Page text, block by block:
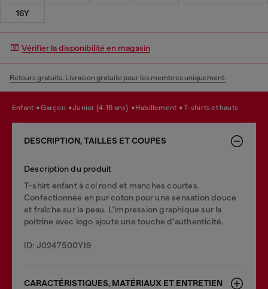
16Y
Vérifier la disponibilité en magasin
Retours gratuits. Livraison gratuite pour les membres uniquement.
enfant garçon junior (4-16 ans) habillement t-shirts et hauts
DESCRIPTION, TAILLES ET COUPES
Description du produit
T-shirt enfant à col rond et manches courtes.
Confectionnée en pur coton pour une sensation douce
et fraîche sur la peau. L'impression graphique sur la
poitrine avec logo ajoute une touche d'authenticité.
ID: J0247500YI9
CARACTÉRISTIQUES, MATÉRIAUX ET ENTRETIEN